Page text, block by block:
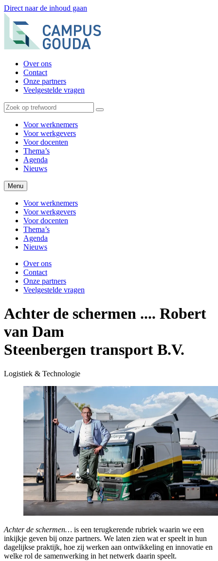
Direct naar de inhoud gaan
Over ons
Contact
Onze partners
Veelgestelde vragen
Voor werknemers
Voor werkgevers
Voor docenten
Thema’s
Agenda
Nieuws
Menu
Voor werknemers
Voor werkgevers
Voor docenten
Thema’s
Agenda
Nieuws
Over ons
Contact
Onze partners
Veelgestelde vragen
Achter de schermen .... Robert
van Dam
Steenbergen transport B.V.
Logistiek & Technologie
Achter de schermen… is een terugkerende rubriek waarin we een
inkijkje geven bij onze partners. We laten zien wat er speelt in hun
dagelijkse praktijk, hoe zij werken aan ontwikkeling en innovatie en
welke rol de samenwerking in het netwerk daarin speelt.